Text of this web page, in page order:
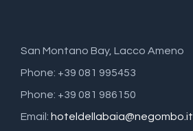
San Montano Bay, Lacco Ameno
Phone: +39 081 995453
Phone: +39 081 986150
Email: hoteldellabaia@negombo.it